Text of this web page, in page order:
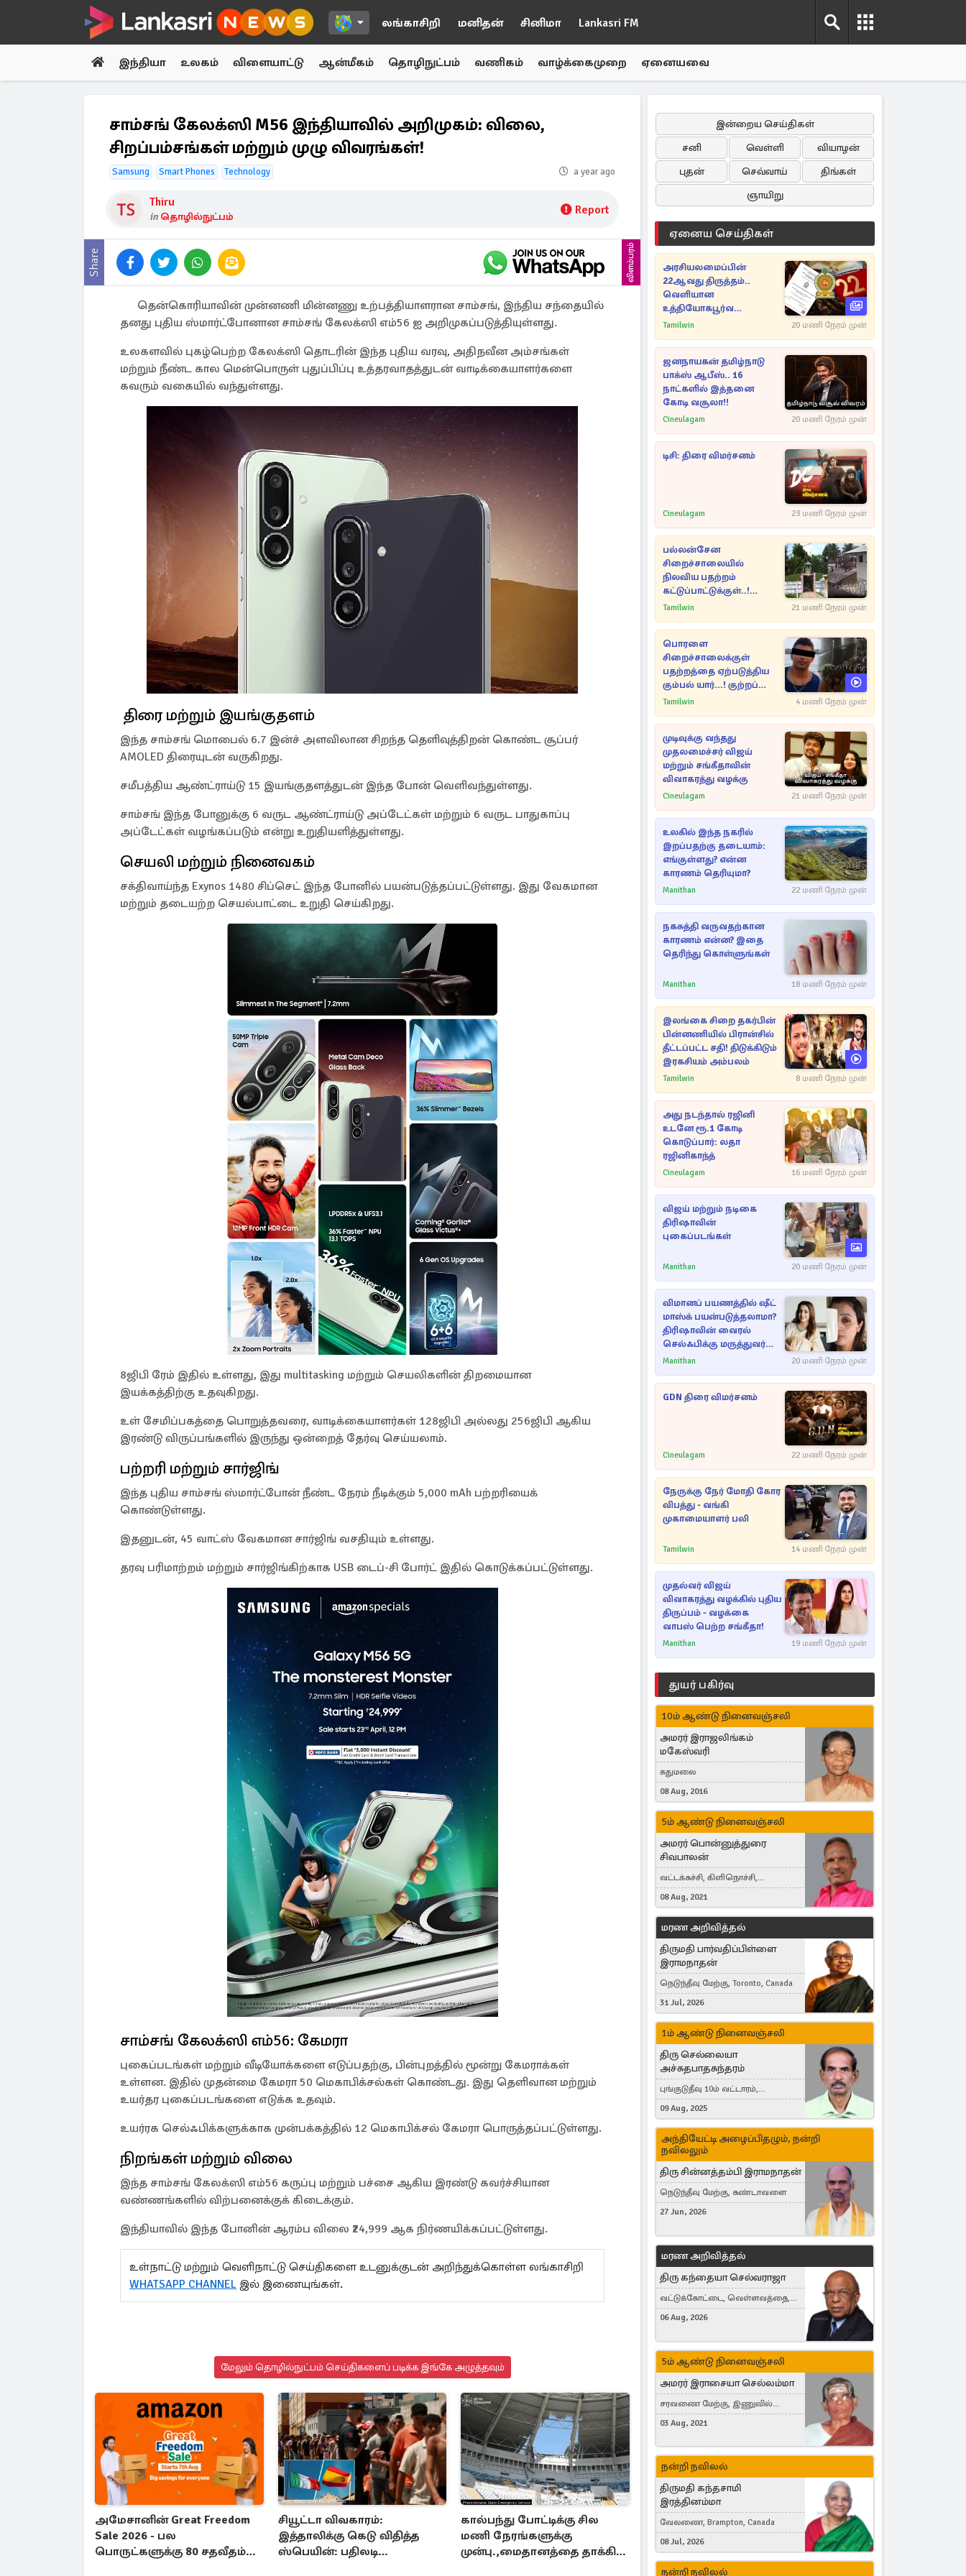
லங்காசிறி மனிதன் சினிமா Lankasri FM
இந்தியா உலகம் விளையாட்டு ஆன்மீகம் தொழிநுட்பம் வணிகம் வாழ்க்கைமுறை ஏனையவை
சாம்சங் கேலக்ஸி M56 இந்தியாவில் அறிமுகம்: விலை,
சிறப்பம்சங்கள் மற்றும் முழு விவரங்கள்!
Samsung Smart Phones Technology a year ago
Thiru
in தொழில்நுட்பம் Report
Share விளம்பரம்
தென்கொரியாவின் முன்னணி மின்னணு உற்பத்தியாளரான சாம்சங், இந்திய சந்தையில்
தனது புதிய ஸ்மார்ட்போனான சாம்சங் கேலக்ஸி எம்56 ஐ அறிமுகப்படுத்தியுள்ளது.
உலகளவில் புகழ்பெற்ற கேலக்ஸி தொடரின் இந்த புதிய வரவு, அதிநவீன அம்சங்கள்
மற்றும் நீண்ட கால மென்பொருள் புதுப்பிப்பு உத்தரவாதத்துடன் வாடிக்கையாளர்களை
கவரும் வகையில் வந்துள்ளது.
திரை மற்றும் இயங்குதளம்
இந்த சாம்சங் மொபைல் 6.7 இன்ச் அளவிலான சிறந்த தெளிவுத்திறன் கொண்ட சூப்பர்
AMOLED திரையுடன் வருகிறது.
சமீபத்திய ஆண்ட்ராய்டு 15 இயங்குதளத்துடன் இந்த போன் வெளிவந்துள்ளது.
சாம்சங் இந்த போனுக்கு 6 வருட ஆண்ட்ராய்டு அப்டேட்கள் மற்றும் 6 வருட பாதுகாப்பு
அப்டேட்கள் வழங்கப்படும் என்று உறுதியளித்துள்ளது.
செயலி மற்றும் நினைவகம்
சக்திவாய்ந்த Exynos 1480 சிப்செட் இந்த போனில் பயன்படுத்தப்பட்டுள்ளது. இது வேகமான
மற்றும் தடையற்ற செயல்பாட்டை உறுதி செய்கிறது.
8ஜிபி ரேம் இதில் உள்ளது, இது multitasking மற்றும் செயலிகளின் திறமையான
இயக்கத்திற்கு உதவுகிறது.
உள் சேமிப்பகத்தை பொறுத்தவரை, வாடிக்கையாளர்கள் 128ஜிபி அல்லது 256ஜிபி ஆகிய
இரண்டு விருப்பங்களில் இருந்து ஒன்றைத் தேர்வு செய்யலாம்.
பற்றரி மற்றும் சார்ஜிங்
இந்த புதிய சாம்சங் ஸ்மார்ட்போன் நீண்ட நேரம் நீடிக்கும் 5,000 mAh பற்றரியைக்
கொண்டுள்ளது.
இதனுடன், 45 வாட்ஸ் வேகமான சார்ஜிங் வசதியும் உள்ளது.
தரவு பரிமாற்றம் மற்றும் சார்ஜிங்கிற்காக USB டைப்-சி போர்ட் இதில் கொடுக்கப்பட்டுள்ளது.
சாம்சங் கேலக்ஸி எம்56: கேமரா
புகைப்படங்கள் மற்றும் வீடியோக்களை எடுப்பதற்கு, பின்புறத்தில் மூன்று கேமராக்கள்
உள்ளன. இதில் முதன்மை கேமரா 50 மெகாபிக்சல்கள் கொண்டது. இது தெளிவான மற்றும்
உயர்தர புகைப்படங்களை எடுக்க உதவும்.
உயர்ரக செல்ஃபிக்களுக்காக முன்பக்கத்தில் 12 மெகாபிக்சல் கேமரா பொருத்தப்பட்டுள்ளது.
நிறங்கள் மற்றும் விலை
இந்த சாம்சங் கேலக்ஸி எம்56 கருப்பு மற்றும் பச்சை ஆகிய இரண்டு கவர்ச்சியான
வண்ணங்களில் விற்பனைக்குக் கிடைக்கும்.
இந்தியாவில் இந்த போனின் ஆரம்ப விலை ₹24,999 ஆக நிர்ணயிக்கப்பட்டுள்ளது.
உள்நாட்டு மற்றும் வெளிநாட்டு செய்திகளை உடனுக்குடன் அறிந்துக்கொள்ள லங்காசிறி
WHATSAPP CHANNEL இல் இணையுங்கள்.
மேலும் தொழில்நுட்பம் செய்திகளைப் படிக்க இங்கே அழுத்தவும்
அமேசானின் Great Freedom
Sale 2026 - பல
பொருட்களுக்கு 80 சதவீதம்
சியூட்டா விவகாரம்:
இத்தாலிக்கு கெடு விதித்த
ஸ்பெயின்: பதிலடி
கால்பந்து போட்டிக்கு சில
மணி நேரங்களுக்கு
முன்பு.,மைதானத்தை தாக்கிய
இன்றைய செய்திகள்
சனி
வெள்ளி
வியாழன்
புதன்
செவ்வாய்
திங்கள்
ஞாயிறு
ஏனைய செய்திகள்
அரசியலமைப்பின்
22ஆவது திருத்தம்..
வெளியான
உத்தியோகபூர்வ
அறிவிப்பு!
Tamilwin 20 மணி நேரம் முன்
ஜனநாயகன் தமிழ்நாடு
பாக்ஸ் ஆபீஸ்.. 16
நாட்களில் இத்தனை
கோடி வசூலா!!
Cineulagam 20 மணி நேரம் முன்
டிசி: திரை விமர்சனம்
Cineulagam 23 மணி நேரம் முன்
பல்லன்சேன
சிறைச்சாலையில்
நிலவிய பதற்றம்
கட்டுப்பாட்டுக்குள்..!
அதிரடியாக களமிறங்கிய
Tamilwin 21 மணி நேரம் முன்
பொரளை
சிறைச்சாலைக்குள்
பதற்றத்தை ஏற்படுத்திய
கும்பல் யார்...! குற்றப்
பின்னணி தொடர்பில்
Tamilwin 4 மணி நேரம் முன்
முடிவுக்கு வந்தது
முதலமைச்சர் விஜய்
மற்றும் சங்கீதாவின்
விவாகரத்து வழக்கு
Cineulagam 21 மணி நேரம் முன்
உலகில் இந்த நகரில்
இறப்பதற்கு தடையாம்:
எங்குள்ளது? என்ன
காரணம் தெரியுமா?
Manithan 22 மணி நேரம் முன்
நகசுத்தி வருவதற்கான
காரணம் என்ன? இதை
தெரிந்து கொள்ளுங்கள்
Manithan 18 மணி நேரம் முன்
இலங்கை சிறை தகர்பின்
பின்னணியில் பிரான்சில்
தீட்டப்பட்ட சதி! திடுக்கிடும்
இரகசியம் அம்பலம்
Tamilwin 8 மணி நேரம் முன்
அது நடந்தால் ரஜினி
உடனே ரூ.1 கோடி
கொடுப்பார்: லதா
ரஜினிகாந்த்
Cineulagam 16 மணி நேரம் முன்
விஜய் மற்றும் நடிகை
திரிஷாவின்
புகைப்படங்கள்
Manithan 20 மணி நேரம் முன்
விமானப் பயணத்தில் ஷீட்
மாஸ்க் பயன்படுத்தலாமா?
திரிஷாவின் வைரல்
செல்ஃபிக்கு மருத்துவர்
விளக்கம்
Manithan 20 மணி நேரம் முன்
GDN திரை விமர்சனம்
Cineulagam 22 மணி நேரம் முன்
நேருக்கு நேர் மோதி கோர
விபத்து - வங்கி
முகாமையாளர் பலி
Tamilwin 14 மணி நேரம் முன்
முதல்வர் விஜய்
விவாகரத்து வழக்கில் புதிய
திருப்பம் - வழக்கை
வாபஸ் பெற்ற சங்கீதா!
Manithan 19 மணி நேரம் முன்
துயர் பகிர்வு
10ம் ஆண்டு நினைவஞ்சலி
அமரர் இராஜலிங்கம்
மகேஸ்வரி
சுதுமலை
08 Aug, 2016
5ம் ஆண்டு நினைவஞ்சலி
அமரர் பொன்னுத்துரை
சிவபாலன்
வட்டக்கச்சி, கிளிநொச்சி,
வட்டக்கச்சி இராமநாதபுரம்
08 Aug, 2021
மரண அறிவித்தல்
திருமதி பார்வதிப்பிள்ளை
இராமநாதன்
நெடுந்தீவு மேற்கு, Toronto, Canada
31 Jul, 2026
1ம் ஆண்டு நினைவஞ்சலி
திரு செல்லையா
அச்சுதபாதசுந்தரம்
புங்குடுதீவு 10ம் வட்டாரம்,
கொள்ளுப்பிட்டி
09 Aug, 2025
அந்தியேட்டி அழைப்பிதழும், நன்றி
நவிலலும்
திரு சின்னத்தம்பி இராமநாதன்
நெடுந்தீவு மேற்கு, கண்டாவளை
27 Jun, 2026
மரண அறிவித்தல்
திரு கந்தையா செல்வராஜா
வட்டுக்கோட்டை, வெள்ளவத்தை,
Toronto, Canada
06 Aug, 2026
5ம் ஆண்டு நினைவஞ்சலி
அமரர் இராசையா செல்லம்மா
சரவணை மேற்கு, இணுவில்
கிழக்கு
03 Aug, 2021
நன்றி நவிலல்
திருமதி கந்தசாமி
இரத்தினம்மா
வேலணை, Brampton, Canada
08 Jul, 2026
நன்றி நவிலல்